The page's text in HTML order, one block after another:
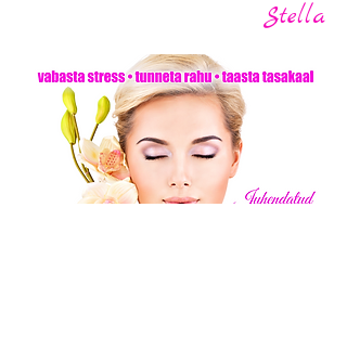
Stella